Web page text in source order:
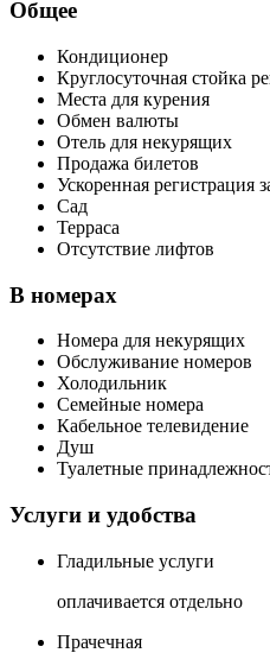
Общее
Кондиционер
Круглосуточная стойка
Места для курения
Обмен валюты
Отель для некурящих
Продажа билетов
Ускоренная регистрация
Сад
Терраса
Отсутствие лифтов
В номерах
Номера для некурящих
Обслуживание номеров
Холодильник
Семейные номера
Кабельное телевидение
Душ
Туалетные
Услуги и удобства
Гладильные услуги
оплачивается отдельно
Прачечная